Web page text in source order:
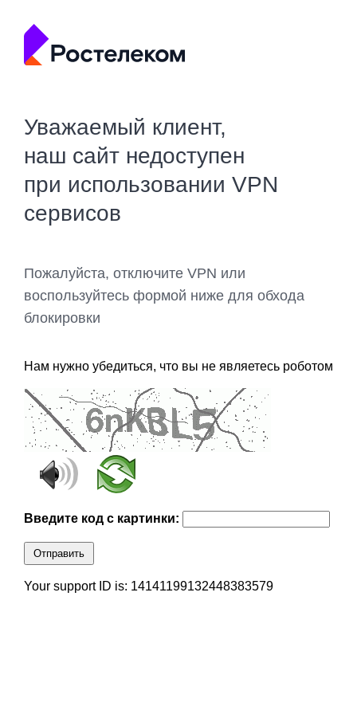
Уважаемый клиент,
наш сайт недоступен
при использовании VPN
сервисов
Пожалуйста, отключите VPN или
воспользуйтесь формой ниже для обхода
блокировки
Нам нужно убедиться, что вы не являетесь роботом
Введите код с картинки:
Отправить
Your support ID is: 14141199132448383579